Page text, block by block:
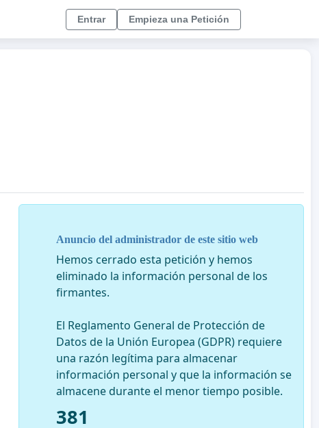
Entrar Empieza una Petición
Anuncio del administrador de este sitio web
Hemos cerrado esta petición y hemos
eliminado la información personal de los
firmantes.
El Reglamento General de Protección de
Datos de la Unión Europea (GDPR) requiere
una razón legítima para almacenar
información personal y que la información se
almacene durante el menor tiempo posible.
381